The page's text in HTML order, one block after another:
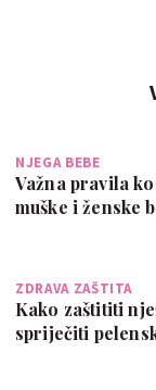
NJEGA BEBE
Važna pravila
muške i ženske
ZDRAVA ZAŠTITA
Kako zaštititi
spriječiti